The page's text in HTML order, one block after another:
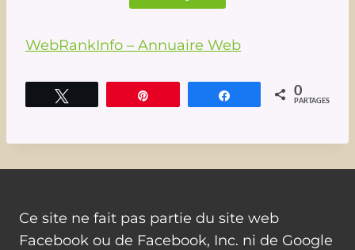
WebRankInfo – Annuaire Web
Partagez 0
PARTAGES
Ce site ne fait pas partie du site web
Facebook ou de Facebook, Inc. ni de Google